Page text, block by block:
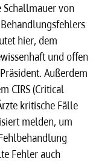
Schallmauer von
hier, dem
und offen
Außerdem
CIRS (Critical
kritische Fälle
melden, um
Fehler auch